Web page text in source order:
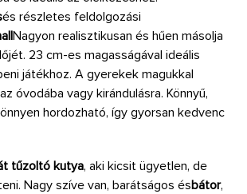
és részletes feldolgozási
Nagyon realisztikusan és hűen másolja
23 cm-es magasságával ideális
játékhoz. A gyerekek magukkal
óvodába vagy kirándulásra. Könnyű,
hordozható, így gyorsan kedvenc
tűzoltó kutya, aki kicsit ügyetlen, de
Nagy szíve van, barátságos ésbátor,